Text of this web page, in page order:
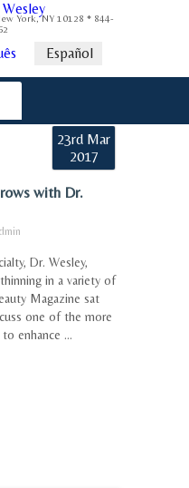
York, NY 10128 * 844-
Español
23rd Mar
2017
with Dr.
Dr. Wesley,
in a variety of
Magazine sat
one of the more
enhance ...